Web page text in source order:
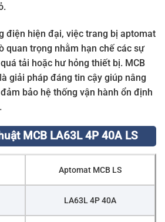
điện hiện đại, việc trang bị aptomat
quan trọng nhằm hạn chế các sự
tải hoặc hư hỏng thiết bị. MCB
giải pháp đáng tin cậy giúp nâng
bảo hệ thống vận hành ổn định
MCB LA63L 4P 40A LS
Aptomat MCB LS
LA63L 4P 40A